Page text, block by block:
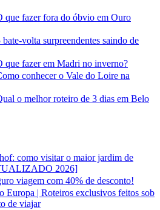
que fazer fora do óbvio em Ouro
volta surpreendentes saindo de
que fazer em Madri no inverno?
conhecer o Vale do Loire na
o melhor roteiro de 3 dias em Belo
como visitar o maior jardim de
2026]
viagem com 40% de desconto!
Europa | Roteiros exclusivos feitos sob
de viajar